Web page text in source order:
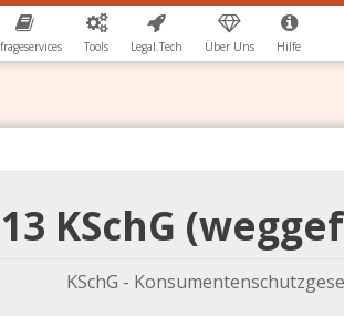
Tools Legal.Tech Über Uns Hilfe
KSchG
KSchG -